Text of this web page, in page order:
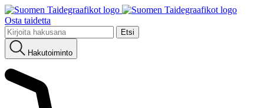
Osta taidetta
Etsi:
Hakutoiminto